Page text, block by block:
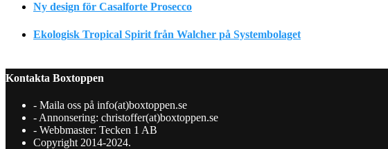
Ny design för Casalforte Prosecco
Ekologisk Tropical Spirit från Walcher på Systembolaget
Kontakta Boxtoppen
- Maila oss på info(at)boxtoppen.se
- Annonsering: christoffer(at)boxtoppen.se
- Webbmaster: Tecken 1 AB
Copyright 2014-2024.